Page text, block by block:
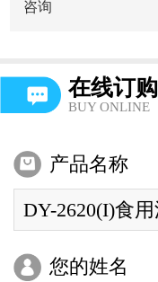
咨询
在线订购
BUY ONLINE
产品名称
您的姓名